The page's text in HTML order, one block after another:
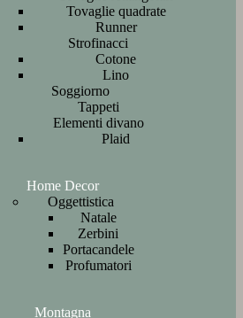
Tovaglie quadrate
Runner
Strofinacci
Cotone
Lino
Soggiorno
Tappeti
Elementi divano
Plaid
Home Decor
Oggettistica
Natale
Zerbini
Portacandele
Profumatori
Montagna